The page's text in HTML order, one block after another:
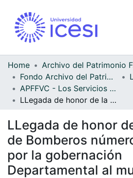
Home
Fondo Archivo del Patrimonio Fotográfico y Fílmico del Valle del Cauca
APFFVC - Los Servicios Públicos - Patrimonial
LLegada de honor de la máquina de Bomberos número 2, donada por la gobernación Departamental al municipio
LLegada de honor
de Bomberos
por la gobernación
Departamental al